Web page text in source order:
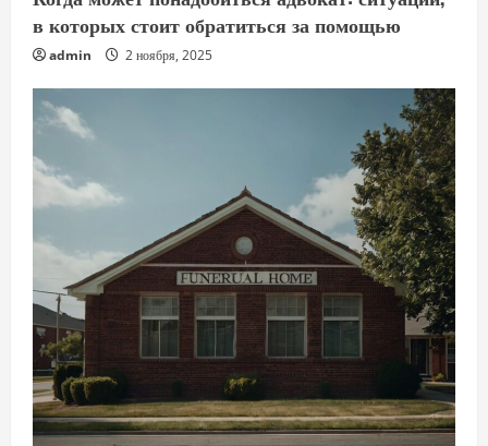
в которых стоит обратиться за помощью
admin 2 ноября, 2025